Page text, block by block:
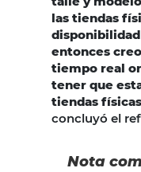
las tiendas
entonces
tiempo real
tener que
tiendas
concluyó el
Nota